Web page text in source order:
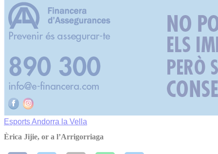
EsportsAndorra la Vella
Èrica Jijie, or a l’Arrigorriaga